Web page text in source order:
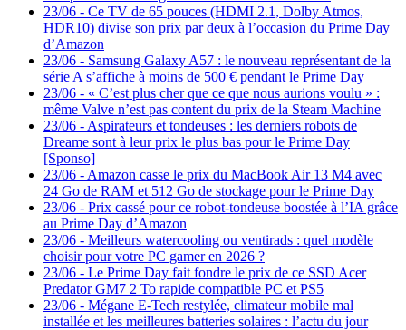
23/06 - Ce TV de 65 pouces (HDMI 2.1, Dolby Atmos,
HDR10) divise son prix par deux à l’occasion du Prime Day
d’Amazon
23/06 - Samsung Galaxy A57 : le nouveau représentant de la
série A s’affiche à moins de 500 € pendant le Prime Day
23/06 - « C’est plus cher que ce que nous aurions voulu » :
même Valve n’est pas content du prix de la Steam Machine
23/06 - Aspirateurs et tondeuses : les derniers robots de
Dreame sont à leur prix le plus bas pour le Prime Day
[Sponso]
23/06 - Amazon casse le prix du MacBook Air 13 M4 avec
24 Go de RAM et 512 Go de stockage pour le Prime Day
23/06 - Prix cassé pour ce robot-tondeuse boostée à l’IA grâce
au Prime Day d’Amazon
23/06 - Meilleurs watercooling ou ventirads : quel modèle
choisir pour votre PC gamer en 2026 ?
23/06 - Le Prime Day fait fondre le prix de ce SSD Acer
Predator GM7 2 To rapide compatible PC et PS5
23/06 - Mégane E-Tech restylée, climateur mobile mal
installée et les meilleures batteries solaires : l’actu du jour